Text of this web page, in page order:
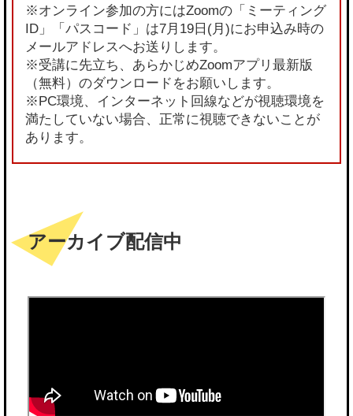
※オンライン参加の方にはZoomの「ミーティング
ID」「パスコード」は7月19日(月)にお申込み時の
メールアドレスへお送りします。
※受講に先立ち、あらかじめZoomアプリ最新版
（無料）のダウンロードをお願いします。
※PC環境、インターネット回線などが視聴環境を
満たしていない場合、正常に視聴できないことが
あります。
アーカイブ配信中